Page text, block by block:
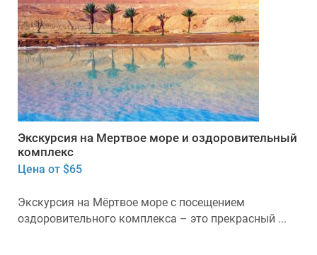
Экскурсия на Мертвое море и оздоровительный
комплекс
Цена от $65
Экскурсия на Мёртвое море с посещением
оздоровительного комплекса – это прекрасный ...